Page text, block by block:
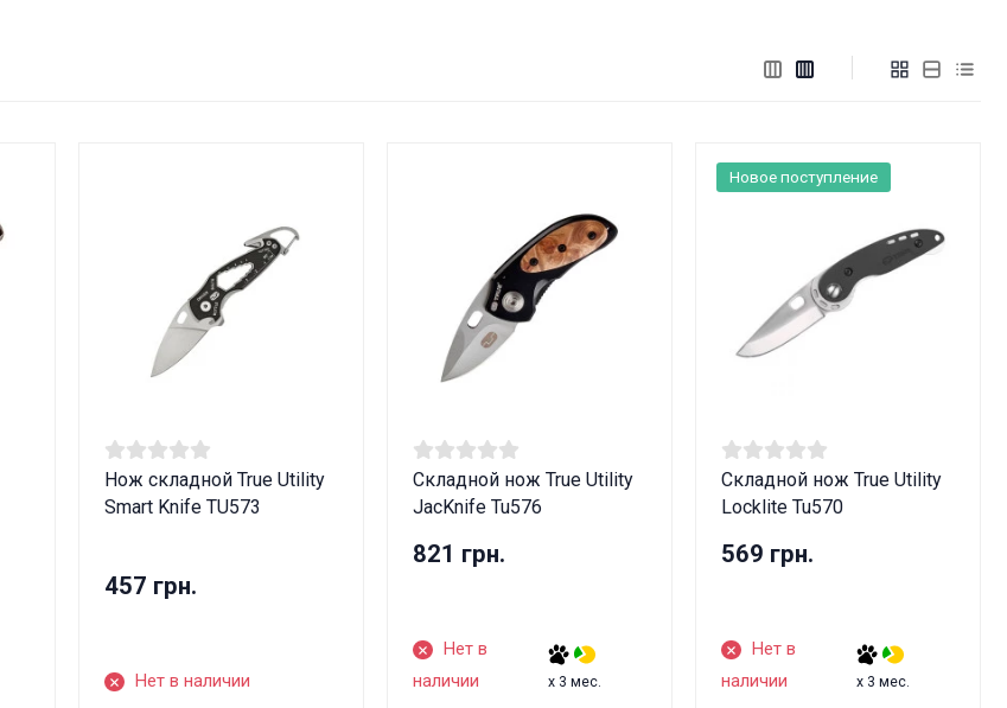
Нож складной True Utility
Smart Knife TU573
457 грн.
Нет в наличии
Складной нож True Utility
JacKnife Tu576
821 грн.
Нет в
наличии
x 3 мес.
Складной нож True Utility
Locklite Tu570
569 грн.
Нет в
наличии
x 3 мес.
Новое поступление